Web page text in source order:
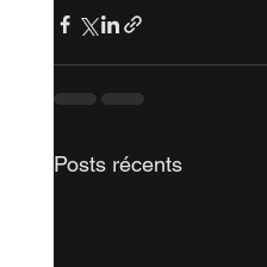
Posts récents